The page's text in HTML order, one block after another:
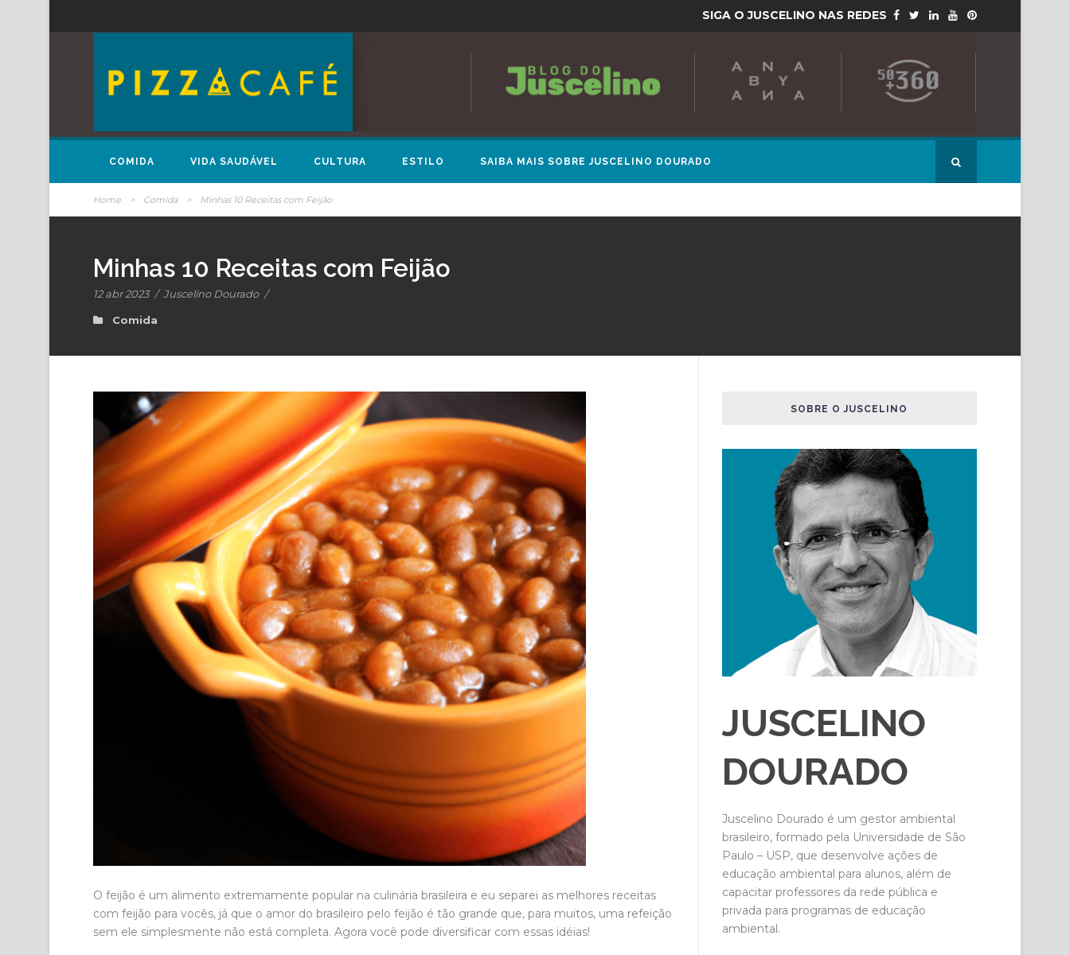
SIGA O JUSCELINO NAS REDES
COMIDA VIDA SAUDÁVEL CULTURA ESTILO SAIBA MAIS SOBRE JUSCELINO DOURADO
Home > Comida > Minhas 10 Receitas com Feijão
Minhas 10 Receitas com Feijão
12 abr 2023 / Juscelino Dourado /
Comida
O feijão é um alimento extremamente popular na culinária brasileira e eu separei as melhores receitas
com feijão para vocês, já que o amor do brasileiro pelo feijão é tão grande que, para muitos, uma refeição
sem ele simplesmente não está completa. Agora você pode diversificar com essas idéias!
SOBRE O JUSCELINO
JUSCELINO
DOURADO
Juscelino Dourado é um gestor ambiental
brasileiro, formado pela Universidade de São
Paulo – USP, que desenvolve ações de
educação ambiental para alunos, além de
capacitar professores da rede pública e
privada para programas de educação
ambiental.